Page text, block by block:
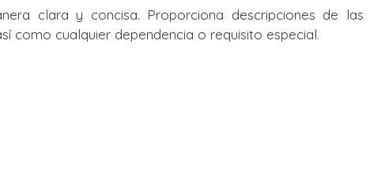
clara y concisa. Proporciona descripciones de las
como cualquier dependencia o requisito especial.